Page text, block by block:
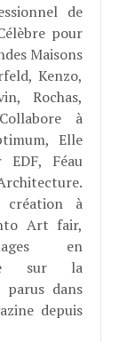
de
pour
Maisons
Kenzo,
Rochas,
à
Elle
Féau
création à
Art fair,
en
sur la
dans
depuis